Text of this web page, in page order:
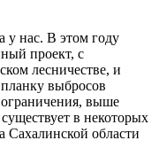
у нас. В этом году
проект, с
лесничестве, и
выбросов
ограничения, выше
в некоторых
Сахалинской области